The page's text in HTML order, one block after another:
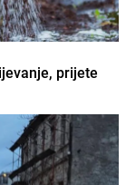
prijete